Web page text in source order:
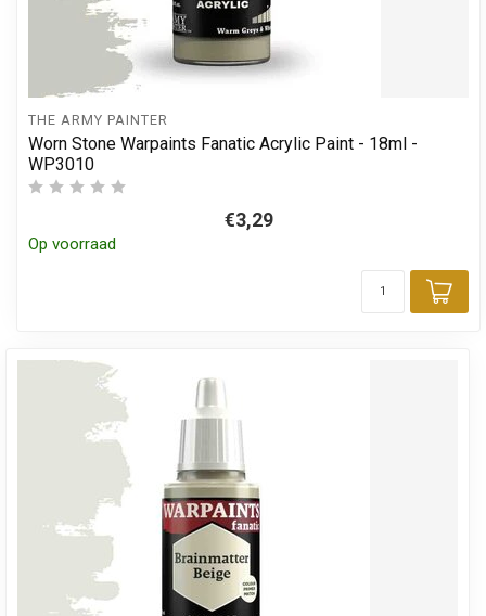
THE ARMY PAINTER
Worn Stone Warpaints Fanatic Acrylic Paint - 18ml -
WP3010
€3,29
Op voorraad